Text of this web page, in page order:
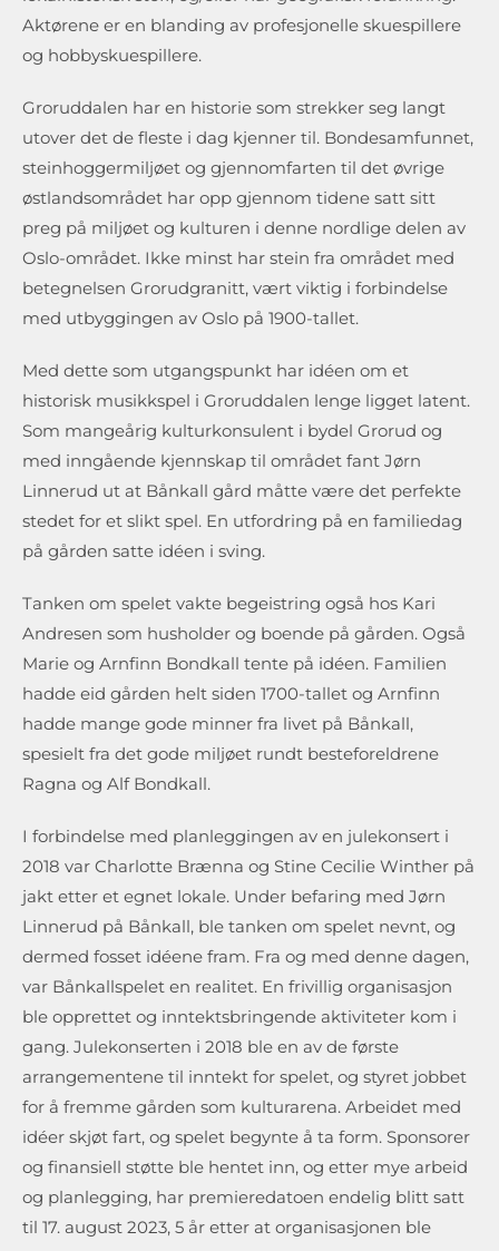
Aktørene er en blanding av profesjonelle skuespillere
og hobbyskuespillere.
Groruddalen har en historie som strekker seg langt
utover det de fleste i dag kjenner til. Bondesamfunnet,
steinhoggermiljøet og gjennomfarten til det øvrige
østlandsområdet har opp gjennom tidene satt sitt
preg på miljøet og kulturen i denne nordlige delen av
Oslo-området. Ikke minst har stein fra området med
betegnelsen Grorudgranitt, vært viktig i forbindelse
med utbyggingen av Oslo på 1900-tallet.
Med dette som utgangspunkt har idéen om et
historisk musikkspel i Groruddalen lenge ligget latent.
Som mangeårig kulturkonsulent i bydel Grorud og
med inngående kjennskap til området fant Jørn
Linnerud ut at Bånkall gård måtte være det perfekte
stedet for et slikt spel. En utfordring på en familiedag
på gården satte idéen i sving.
Tanken om spelet vakte begeistring også hos Kari
Andresen som husholder og boende på gården. Også
Marie og Arnfinn Bondkall tente på idéen. Familien
hadde eid gården helt siden 1700-tallet og Arnfinn
hadde mange gode minner fra livet på Bånkall,
spesielt fra det gode miljøet rundt besteforeldrene
Ragna og Alf Bondkall.
I forbindelse med planleggingen av en julekonsert i
2018 var Charlotte Brænna og Stine Cecilie Winther på
jakt etter et egnet lokale. Under befaring med Jørn
Linnerud på Bånkall, ble tanken om spelet nevnt, og
dermed fosset idéene fram. Fra og med denne dagen,
var Bånkallspelet en realitet. En frivillig organisasjon
ble opprettet og inntektsbringende aktiviteter kom i
gang. Julekonserten i 2018 ble en av de første
arrangementene til inntekt for spelet, og styret jobbet
for å fremme gården som kulturarena. Arbeidet med
idéer skjøt fart, og spelet begynte å ta form. Sponsorer
og finansiell støtte ble hentet inn, og etter mye arbeid
og planlegging, har premieredatoen endelig blitt satt
til 17. august 2023, 5 år etter at organisasjonen ble